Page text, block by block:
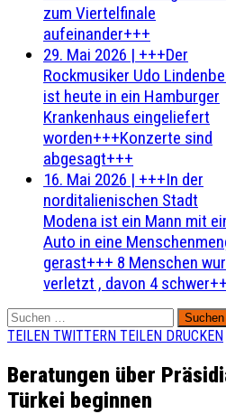
zum Viertelfinale
aufeinander+++
29. Mai 2026 | +++Der
Rockmusiker Udo
ist heute in ein Hamburger
Krankenhaus eingeliefert
worden+++Konzerte sind
abgesagt+++
16. Mai 2026 | +++In der
norditalienischen Stadt
Modena ist ein Mann mit
Auto in eine
gerast+++ 8 Menschen
verletzt , davon 4
Suchen
nach:
TEILEN TWITTERN TEILEN DRUCKEN
Beratungen über
Türkei beginnen